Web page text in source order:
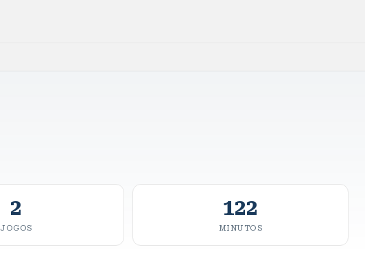
2
JOGOS
122
MINUTOS